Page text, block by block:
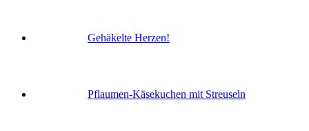
Gehäkelte Herzen!
Pflaumen-Käsekuchen mit Streuseln